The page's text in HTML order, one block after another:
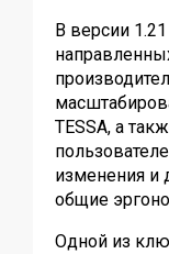
В версии
TESSA, а
изменения и
общие
Одной из